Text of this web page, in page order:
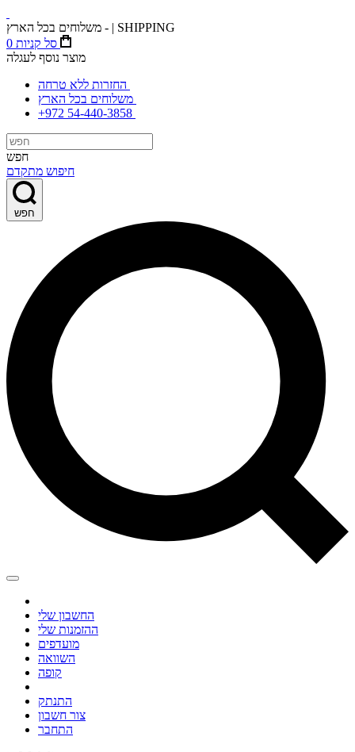
משלוחים בכל הארץ - | SHIPPING
0 סל קניות
מוצר נוסף לעגלה
+972 54-440-3858
חפש
חיפוש מתקדם
חפש
החשבון שלי
ההזמנות שלי
מועדפים
השוואה
קופה
התנתק
צור חשבון
התחבר